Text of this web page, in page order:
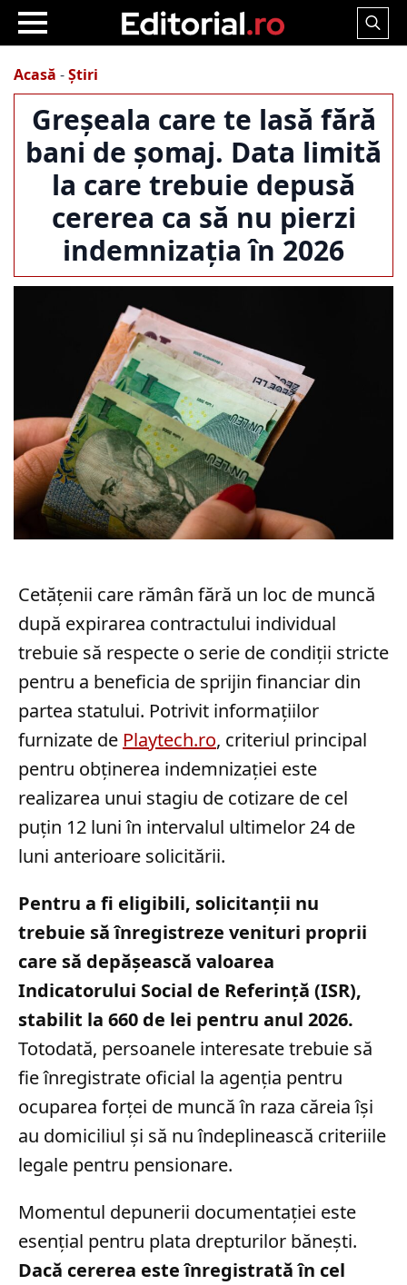
Search
Acasă -Știri
Greșeala care te lasă fără
bani de șomaj. Data limită
la care trebuie depusă
cererea ca să nu pierzi
indemnizația în 2026
Cetățenii care rămân fără un loc de muncă
după expirarea contractului individual
trebuie să respecte o serie de condiții stricte
pentru a beneficia de sprijin financiar din
partea statului. Potrivit informațiilor
furnizate de Playtech.ro, criteriul principal
pentru obținerea indemnizației este
realizarea unui stagiu de cotizare de cel
puțin 12 luni în intervalul ultimelor 24 de
luni anterioare solicitării.
Pentru a fi eligibili, solicitanții nu
trebuie să înregistreze venituri proprii
care să depășească valoarea
Indicatorului Social de Referință (ISR),
stabilit la 660 de lei pentru anul 2026.
Totodată, persoanele interesate trebuie să
fie înregistrate oficial la agenția pentru
ocuparea forței de muncă în raza căreia își
au domiciliul și să nu îndeplinească criteriile
legale pentru pensionare.
Momentul depunerii documentației este
esențial pentru plata drepturilor bănești.
Dacă cererea este înregistrată în cel